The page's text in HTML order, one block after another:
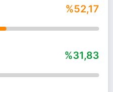
%52,17
%31,83